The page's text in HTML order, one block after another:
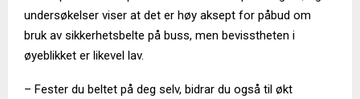
undersøkelser viser at det er høy aksept for påbud om
bruk av sikkerhetsbelte på buss, men bevisstheten i
øyeblikket er likevel lav.
– Fester du beltet på deg selv, bidrar du også til økt